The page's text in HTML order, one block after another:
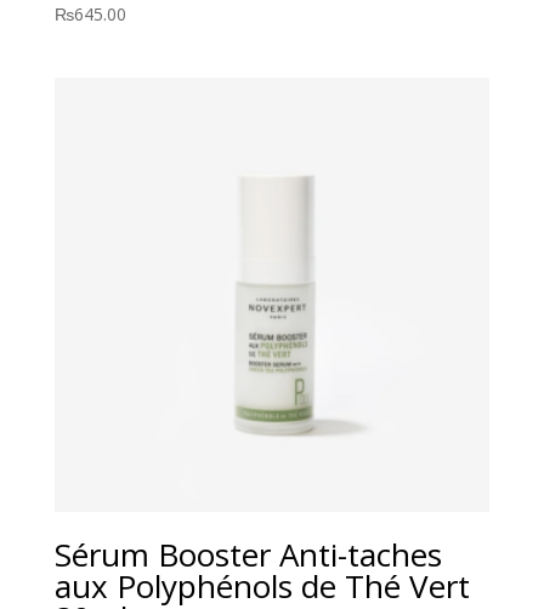
₨645.00
Sérum Booster Anti-taches
aux Polyphénols de Thé Vert